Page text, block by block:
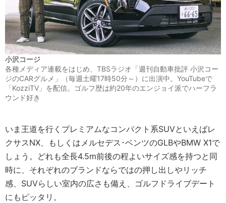
小沢コージ
各種メディア連載をはじめ、TBSラジオ「週刊自動車批評 小沢コー
ジのCARグルメ」（毎週土曜17時50分～）に出演中。YouTubeで
「KozziTV」を配信。ゴルフ歴は約20年のエンジョイ派でハーフラ
ウンド好き
いま王道を行くプレミアムなコンパクト系SUVといえばレ
クサスNX、もしくはメルセデス･ベンツのGLBやBMW X1で
しょう。どれも全長4.5m前後の程よいサイズ感を持つと同
時に、それぞれのブランドならではの押し出しやリッチ
感、SUVらしい室内の広さも備え、ゴルフドライブデート
にもピッタリ。